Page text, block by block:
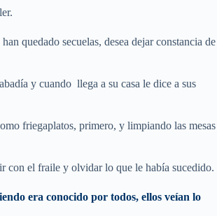
quedado secuelas, desea dejar constancia de
y cuando llega a su casa le dice a sus
friegaplatos, primero, y limpiando las mesas
con el fraile y olvidar lo que le había sucedido.
era conocido por todos, ellos veían lo